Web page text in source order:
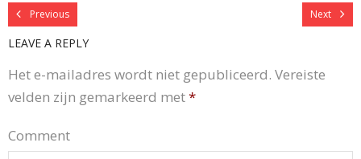
Previous Next
LEAVE A REPLY
Het e-mailadres wordt niet gepubliceerd. Vereiste
velden zijn gemarkeerd met*
Comment